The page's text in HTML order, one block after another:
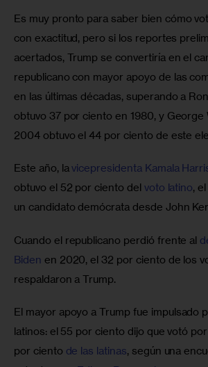
Es muy pronto para saber bien cómo
con exactitud, pero si los reportes
acertados, Trump se convertiría en el
republicano con mayor apoyo de las
en las últimas décadas, superando a
obtuvo 37 por ciento en 1980, y George
2004 obtuvo el 44 por ciento de este
Este año, la vicepresidenta Kamala
obtuvo el 52 por ciento del voto latino,
un candidato demócrata desde John
Cuando el republicano perdió frente al
Biden en 2020, el 32 por ciento de los
respaldaron a Trump.
El mayor apoyo a Trump fue impulsado
latinos: el 55 por ciento dijo que votó
por ciento de las latinas, según una